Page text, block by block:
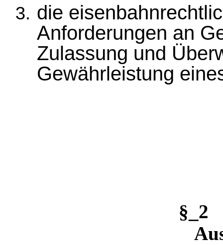
die
Anforderungen an
Zulassung und
Gewährleistung
§_2